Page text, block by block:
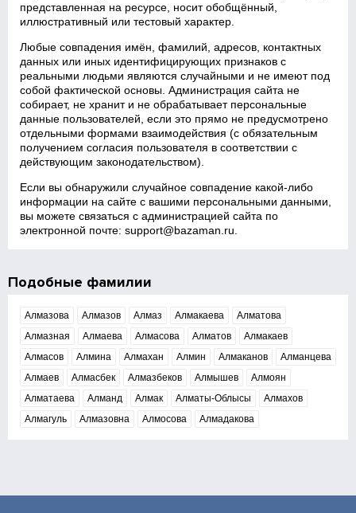
представленная на ресурсе, носит обобщённый,
иллюстративный или тестовый характер.
Любые совпадения имён, фамилий, адресов, контактных
данных или иных идентифицирующих признаков с
реальными людьми являются случайными и не имеют под
собой фактической основы. Администрация сайта не
собирает, не хранит и не обрабатывает персональные
данные пользователей, если это прямо не предусмотрено
отдельными формами взаимодействия (с обязательным
получением согласия пользователя в соответствии с
действующим законодательством).
Если вы обнаружили случайное совпадение какой‑либо
информации на сайте с вашими персональными данными,
вы можете связаться с администрацией сайта по
электронной почте:support@bazaman.ru
Подобные фамилии
Алмазова Алмазов Алмаз Алмакаева
Алматова
Алмазная
Алмаева Алмасова Алматов
Алмакаев
Алмасов
Алмина Алмахан Алмин Алмаканов
Алманцева
Алмаев
Алмасбек Алмазбеков Алмышев
Алмоян
Алматаева
Алманд Алмак Алматы-Облысы
Алмахов
Алмагуль
Алмазовна Алмосова Алмадакова